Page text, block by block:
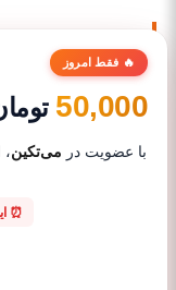
🔥 فقط امروز
50,000
با عضویت در می‌تکین،
⏰ این